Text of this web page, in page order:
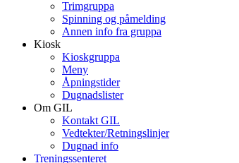
Trimgruppa
Spinning og påmelding
Annen info fra gruppa
Kiosk
Kioskgruppa
Meny
Åpningstider
Dugnadslister
Om GIL
Kontakt GIL
Vedtekter/Retningslinjer
Dugnad info
Treningssenteret